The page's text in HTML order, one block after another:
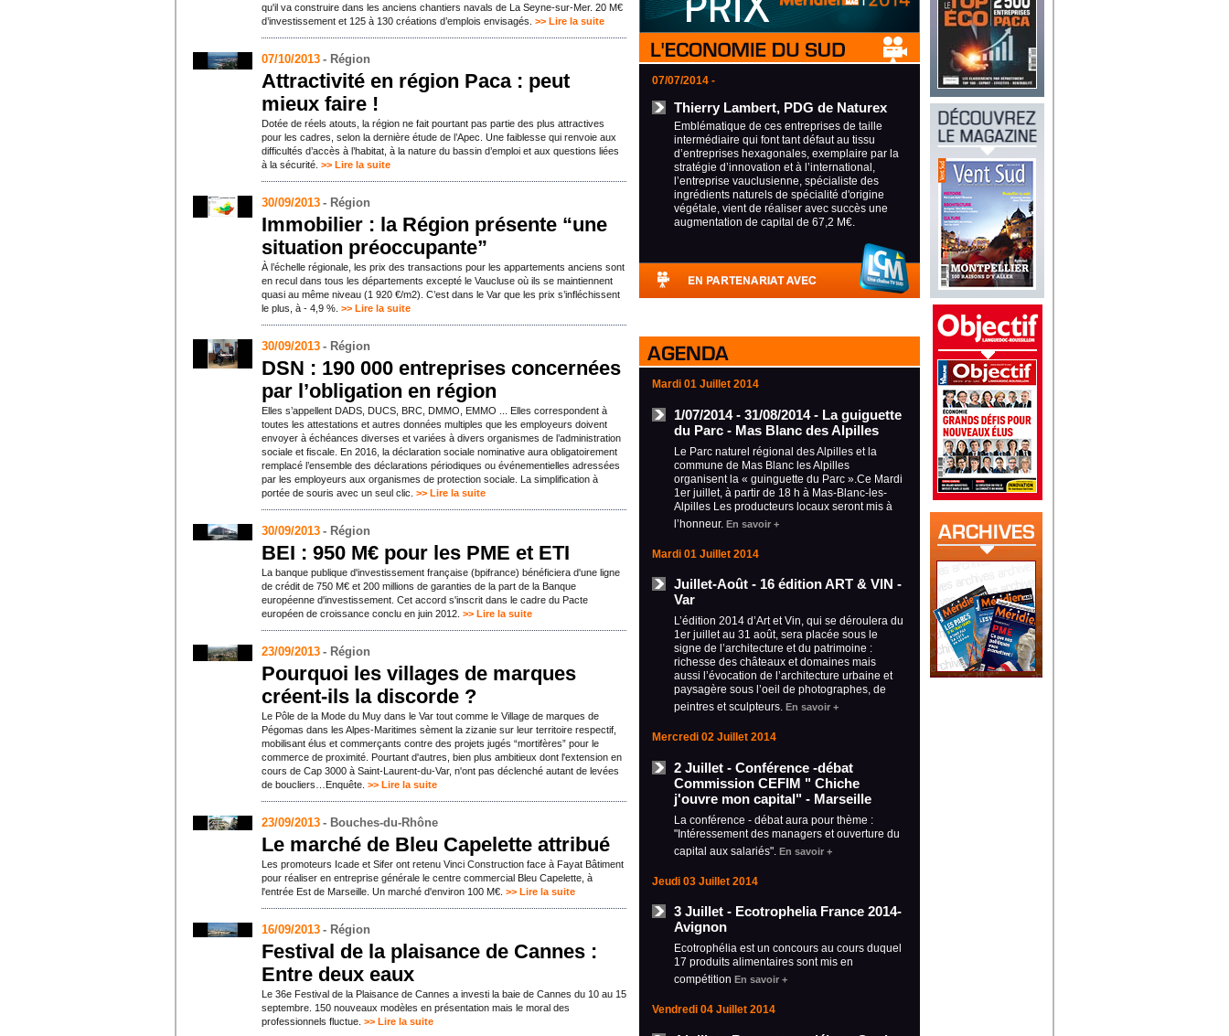
qu'il va construire dans les anciens chantiers navals de La Seyne-sur-Mer. 20 M€
d’investissement et 125 à 130 créations d’emplois envisagés. >> Lire la suite
07/10/2013 - Région
Attractivité en région Paca : peut
mieux faire !
Dotée de réels atouts, la région ne fait pourtant pas partie des plus attractives
pour les cadres, selon la dernière étude de l’Apec. Une faiblesse qui renvoie aux
difficultés d’accès à l’habitat, à la nature du bassin d’emploi et aux questions liées
à la sécurité. >> Lire la suite
30/09/2013 - Région
Immobilier : la Région présente “une
situation préoccupante”
À l’échelle régionale, les prix des transactions pour les appartements anciens sont
en recul dans tous les départements excepté le Vaucluse où ils se maintiennent
quasi au même niveau (1 920 €/m2). C’est dans le Var que les prix s’infléchissent
le plus, à - 4,9 %. >> Lire la suite
30/09/2013 - Région
DSN : 190 000 entreprises concernées
par l’obligation en région
Elles s’appellent DADS, DUCS, BRC, DMMO, EMMO ... Elles correspondent à
toutes les attestations et autres données multiples que les employeurs doivent
envoyer à échéances diverses et variées à divers organismes de l’administration
sociale et fiscale. En 2016, la déclaration sociale nominative aura obligatoirement
remplacé l’ensemble des déclarations périodiques ou événementielles adressées
par les employeurs aux organismes de protection sociale. La simplification à
portée de souris avec un seul clic. >> Lire la suite
30/09/2013 - Région
BEI : 950 M€ pour les PME et ETI
La banque publique d'investissement française (bpifrance) bénéficiera d'une ligne
de crédit de 750 M€ et 200 millions de garanties de la part de la Banque
européenne d'investissement. Cet accord s'inscrit dans le cadre du Pacte
européen de croissance conclu en juin 2012. >> Lire la suite
23/09/2013 - Région
Pourquoi les villages de marques
créent-ils la discorde ?
Le Pôle de la Mode du Muy dans le Var tout comme le Village de marques de
Pégomas dans les Alpes-Maritimes sèment la zizanie sur leur territoire respectif,
mobilisant élus et commerçants contre des projets jugés “mortifères” pour le
commerce de proximité. Pourtant d'autres, bien plus ambitieux dont l'extension en
cours de Cap 3000 à Saint-Laurent-du-Var, n'ont pas déclenché autant de levées
de boucliers…Enquête. >> Lire la suite
23/09/2013 - Bouches-du-Rhône
Le marché de Bleu Capelette attribué
Les promoteurs Icade et Sifer ont retenu Vinci Construction face à Fayat Bâtiment
pour réaliser en entreprise générale le centre commercial Bleu Capelette, à
l'entrée Est de Marseille. Un marché d'environ 100 M€. >> Lire la suite
16/09/2013 - Région
Festival de la plaisance de Cannes :
Entre deux eaux
Le 36e Festival de la Plaisance de Cannes a investi la baie de Cannes du 10 au 15
septembre. 150 nouveaux modèles en présentation mais le moral des
professionnels fluctue. >> Lire la suite
07/07/2014 -
Thierry Lambert, PDG de Naturex
Emblématique de ces entreprises de taille
intermédiaire qui font tant défaut au tissu
d’entreprises hexagonales, exemplaire par la
stratégie d’innovation et à l’international,
l’entreprise vauclusienne, spécialiste des
ingrédients naturels de spécialité d'origine
végétale, vient de réaliser avec succès une
augmentation de capital de 67,2 M€.
Mardi 01 Juillet 2014
1/07/2014 - 31/08/2014 - La guiguette
du Parc - Mas Blanc des Alpilles
Le Parc naturel régional des Alpilles et la
commune de Mas Blanc les Alpilles
organisent la « guinguette du Parc ».Ce Mardi
1er juillet, à partir de 18 h à Mas-Blanc-les-
Alpilles Les producteurs locaux seront mis à
l’honneur. En savoir +
Mardi 01 Juillet 2014
Juillet-Août - 16 édition ART & VIN -
Var
L’édition 2014 d’Art et Vin, qui se déroulera du
1er juillet au 31 août, sera placée sous le
signe de l’architecture et du patrimoine :
richesse des châteaux et domaines mais
aussi l’évocation de l’architecture urbaine et
paysagère sous l’oeil de photographes, de
peintres et sculpteurs. En savoir +
Mercredi 02 Juillet 2014
2 Juillet - Conférence -débat
Commission CEFIM " Chiche
j'ouvre mon capital" - Marseille
La conférence - débat aura pour thème :
"Intéressement des managers et ouverture du
capital aux salariés". En savoir +
Jeudi 03 Juillet 2014
3 Juillet - Ecotrophelia France 2014-
Avignon
Ecotrophélia est un concours au cours duquel
17 produits alimentaires sont mis en
compétition En savoir +
Vendredi 04 Juillet 2014